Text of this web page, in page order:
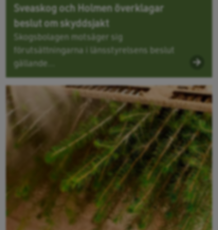
Sveaskog och Holmen överklagar
beslut om skyddsjakt
Skogsbolagen motsäger sig
förutsättningarna i länsstyrelsens beslut
gällande...